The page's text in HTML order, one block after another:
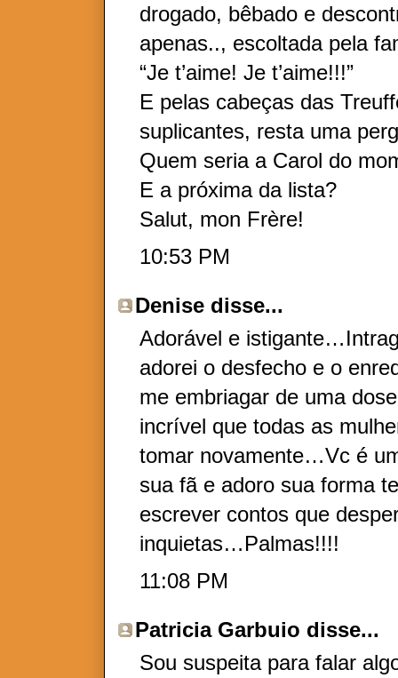
drogado, bêbado e
apenas.., escoltada pela
“Je t’aime! Je t’aime!!!”
E pelas cabeças das
suplicantes, resta uma
Quem seria a Carol do
E a próxima da lista?
Salut, mon Frère!
10:53 PM
Denise disse...
Adorável e
adorei o desfecho e o
me embriagar de uma
incrível que todas as
tomar novamente…Vc é
sua fã e adoro sua forma
escrever contos que
inquietas…Palmas!!!!
11:08 PM
Patricia Garbuio disse...
Sou suspeita para falar